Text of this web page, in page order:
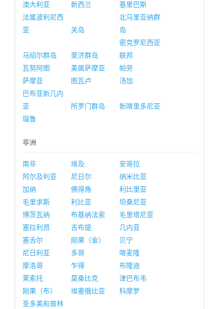
澳大利亚 新西兰
基里巴斯
法属波利尼西
亚
关岛
北马里亚纳群
岛
马绍尔群岛 斐济群岛
密克罗尼西亚
联邦
瓦努阿图
美属萨摩亚
帕劳
萨摩亚
图瓦卢
汤加
巴布亚新几内
亚
所罗门群岛
新喀里多尼亚
瑙鲁
非洲
南非 埃及
安哥拉
阿尔及利亚
尼日尔
纳米比亚
加纳
佛得角
利比里亚
毛里求斯
利比亚
坦桑尼亚
博茨瓦纳
布基纳法索
毛里塔尼亚
塞拉利昂
吉布提
几内亚
塞舌尔
刚果（金）
贝宁
尼日利亚
多哥
喀麦隆
摩洛哥
乍得
布隆迪
莱索托
莫桑比克
津巴布韦
刚果（布）
埃塞俄比亚
科摩罗
圣多美和普林